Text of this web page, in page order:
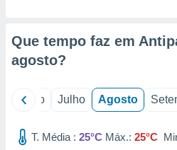
e
de
Que tempo faz em
agosto?
Junho Julho Agosto
T. Média : 25°C Máx.: 25°C